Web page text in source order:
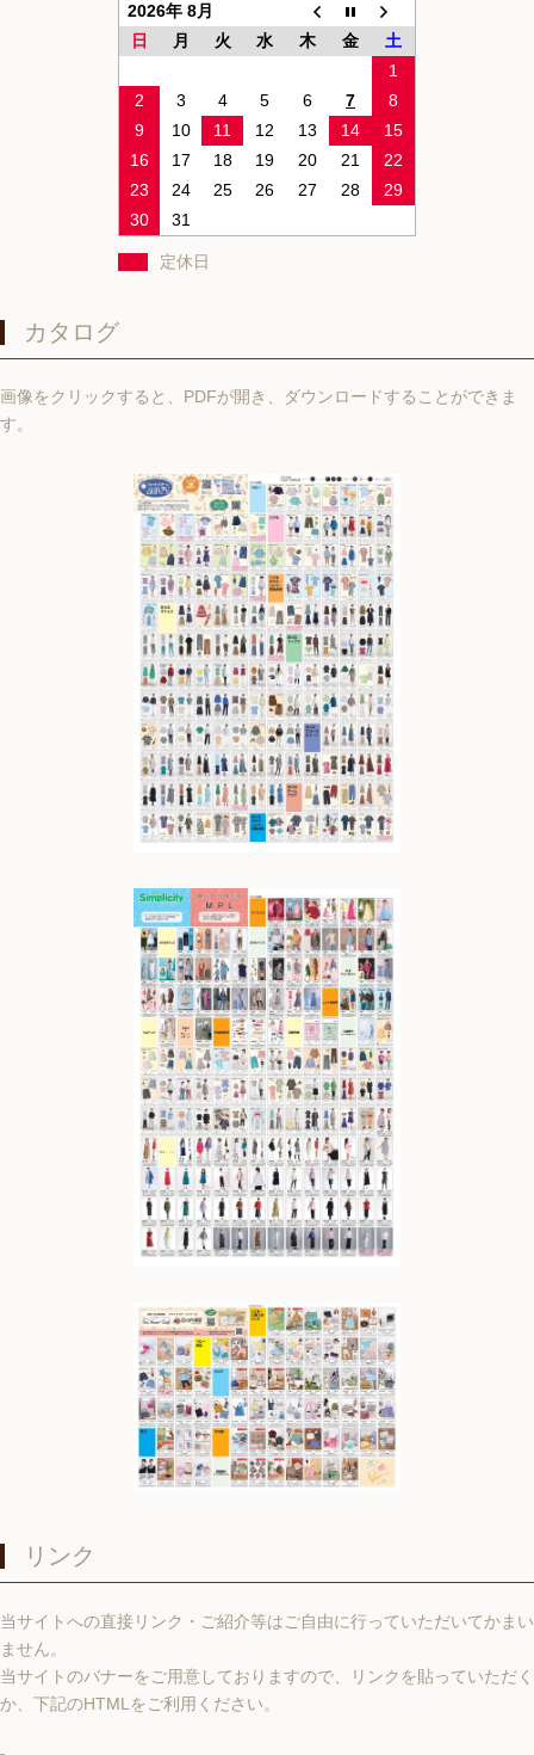
2026年 8月
日
月 火 水 木 金
土
1
2
3 4 5 6 7
8
9
10 11 12 13 14
15
16
17 18 19 20 21
22
23
24 25 26 27 28
29
30
31
定休日
カタログ
画像をクリックすると、PDFが開き、ダウンロードすることができま
す。
リンク
当サイトへの直接リンク・ご紹介等はご自由に行っていただいてかまい
ません。
当サイトのバナーをご用意しておりますので、リンクを貼っていただく
か、下記のHTMLをご利用ください。